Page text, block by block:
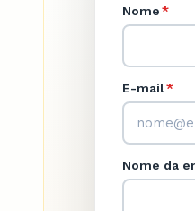
Nome*
E-mail*
Nome da